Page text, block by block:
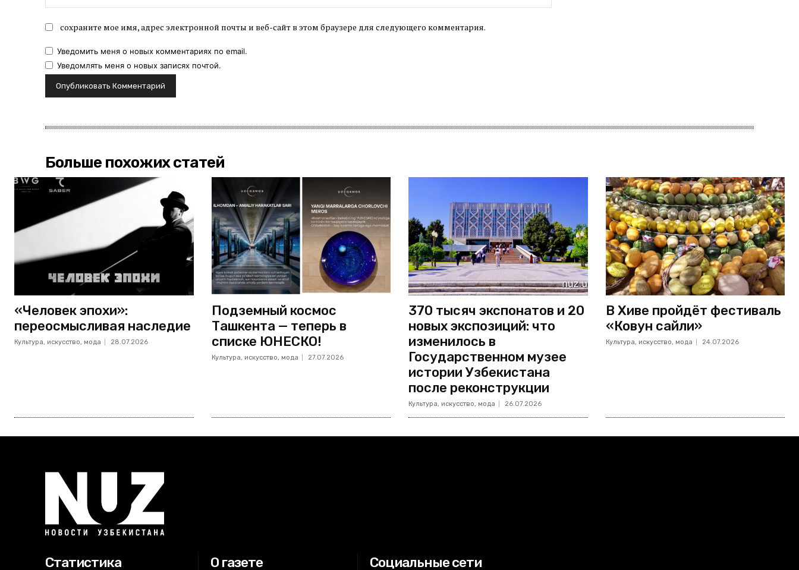
Сайт:
сохраните мое имя, адрес электронной почты и веб-сайт в этом браузере для следующего комментария.
Уведомить меня о новых комментариях по email.
Уведомлять меня о новых записях почтой.
Больше похожих статей
«Человек эпохи»:
переосмысливая наследие
Культура, искусство, мода 28.07.2026
Подземный космос
Ташкента — теперь в
списке ЮНЕСКО!
Культура, искусство, мода 27.07.2026
370 тысяч экспонатов и 20
новых экспозиций: что
изменилось в
Государственном музее
истории Узбекистана
после реконструкции
Культура, искусство, мода 26.07.2026
В Хиве пройдёт фестиваль
«Ковун сайли»
Культура, искусство, мода 24.07.2026
Статистика О газете Социальные сети